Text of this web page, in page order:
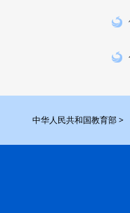
中华人民共和国教育部 >